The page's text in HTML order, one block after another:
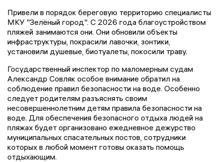
Привели в порядок береговую территорию специалисты
МКУ "Зелёный город". С 2026 года благоустройством
пляжей занимаются они. Они обновили объекты
инфраструктуры, покрасили лавочки, зонтики,
установили душевые, биотуалеты, покосили траву.
Государственный инспектор по маломерным судам
Александр Совляк особое внимание обратил на
соблюдение правил безопасности на воде. Особенно
следует родителям разъяснять своим
несовершеннолетним детям правила безопасности на
воде. Для обеспечения безопасного отдыха людей на
пляжах будет организовано ежедневное дежурство
муниципальных спасательных постов, сотрудники
которых в любой момент готовы оказать помощь
отдыхающим.